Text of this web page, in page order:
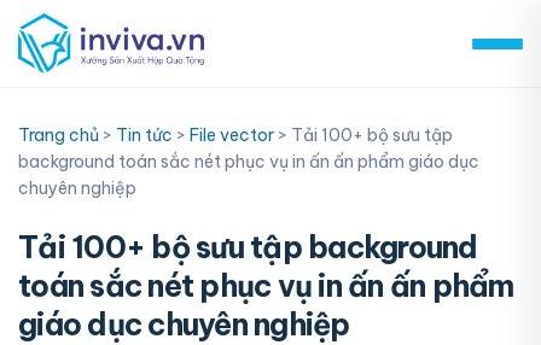
Skip
to
content
Trang chủ > Tin tức > File vector > Tải 100+ bộ sưu tập
background toán sắc nét phục vụ in ấn ấn phẩm giáo dục
chuyên nghiệp
Tải 100+ bộ sưu tập background
toán sắc nét phục vụ in ấn ấn phẩm
giáo dục chuyên nghiệp